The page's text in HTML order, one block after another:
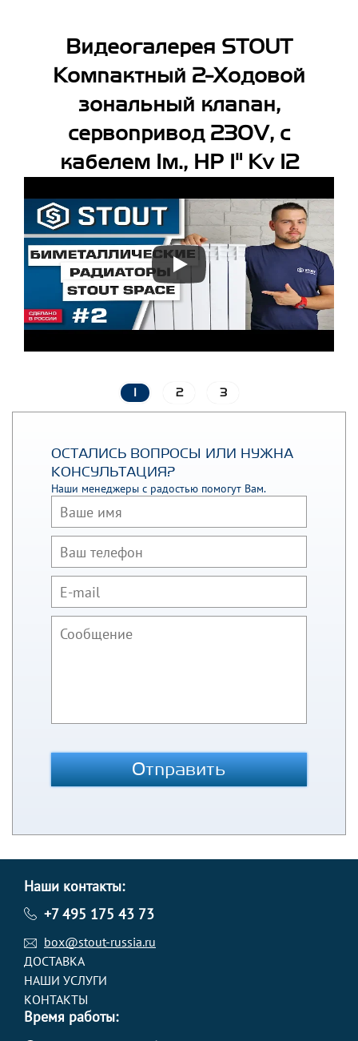
Видеогалерея STOUT
Компактный 2-Ходовой
зональный клапан,
сервопривод 230V, с
кабелем 1м., НР 1" Kv 12
2 3
ОСТАЛИСЬ ВОПРОСЫ ИЛИ НУЖНА
КОНСУЛЬТАЦИЯ?
Наши менеджеры с радостью помогут Вам.
Отправить
Наши контакты:
+7 495 175 43 73
box@stout-russia.ru
ДОСТАВКА
НАШИ УСЛУГИ
КОНТАКТЫ
Время работы: